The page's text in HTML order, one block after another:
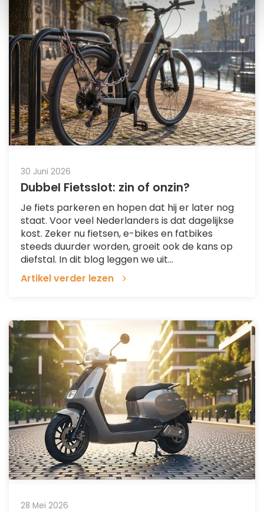
30 Juni 2026
Dubbel Fietsslot: zin of onzin?
Je fiets parkeren en hopen dat hij er later nog
staat. Voor veel Nederlanders is dat dagelijkse
kost. Zeker nu fietsen, e-bikes en fatbikes
steeds duurder worden, groeit ook de kans op
diefstal. In dit blog leggen we uit...
Artikel verder lezen
28 Mei 2026